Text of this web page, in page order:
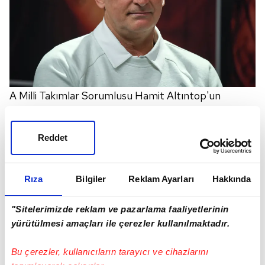
Rıza Bilgiler Reklam Ayarları Hakkında
"Sitelerimizde reklam ve pazarlama faaliyetlerinin
yürütülmesi amaçları ile çerezler kullanılmaktadır.
Bu çerezler, kullanıcıların tarayıcı ve cihazlarını
Reddet
A Milli Takımlar Sorumlusu Hamit Altıntop'un
Kuntz'un yanında olacak ve ona yardım edecek yerli
antrenör için arayışa girdi.Sabah'ın haberine göre;
gündemdeki isimler ise yine Alman patentli olan
Tayfun Korkut, Mustafa Doğan ve Tayfur Havutçu...
Yardımcı belirlendikten sonra Stefan Kuntz resmi
sözleşmeye imza atacak.